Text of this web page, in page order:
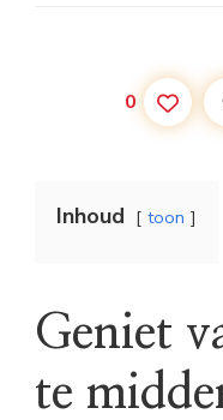
0
Inhoud toon
Geniet
te